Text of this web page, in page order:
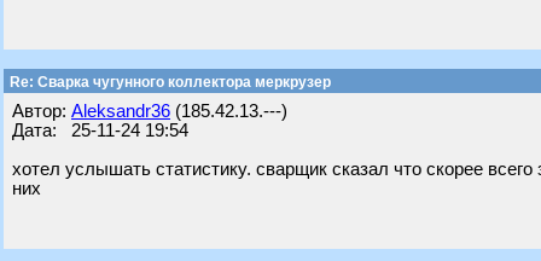
Re: Сварка чугунного коллектора меркрузер
Автор: Aleksandr36 (185.42.13.---)
Дата: 25-11-24 19:54
хотел услышать статистику. сварщик сказал что скорее
них